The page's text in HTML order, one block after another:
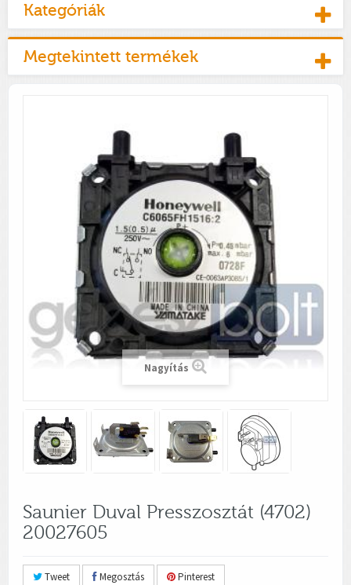
Kategóriák
Megtekintett termékek
Nagyítás
Saunier Duval Presszosztát (4702)
20027605
Tweet Megosztás Pinterest